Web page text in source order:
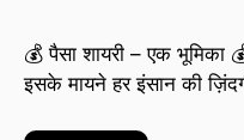
💰 पैसा शायरी – एक भूमिका
इसके मायने हर इंसान की